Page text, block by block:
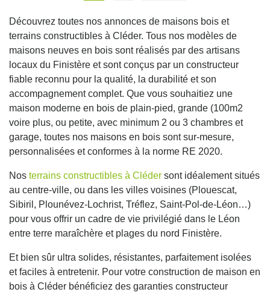
Découvrez toutes nos annonces de maisons bois et
terrains constructibles à Cléder. Tous nos modèles de
maisons neuves en bois sont réalisés par des artisans
locaux du Finistère et sont conçus par un constructeur
fiable reconnu pour la qualité, la durabilité et son
accompagnement complet. Que vous souhaitiez une
maison moderne en bois de plain-pied, grande (100m2
voire plus, ou petite, avec minimum 2 ou 3 chambres et
garage, toutes nos maisons en bois sont sur-mesure,
personnalisées et conformes à la norme RE 2020.
Nos terrains constructibles à Cléder sont idéalement situés
au centre-ville, ou dans les villes voisines (Plouescat,
Sibiril, Plounévez-Lochrist, Tréflez, Saint-Pol-de-Léon…)
pour vous offrir un cadre de vie privilégié dans le Léon
entre terre maraîchère et plages du nord Finistère.
Et bien sûr ultra solides, résistantes, parfaitement isolées
et faciles à entretenir. Pour votre construction de maison en
bois à Cléder bénéficiez des garanties constructeur